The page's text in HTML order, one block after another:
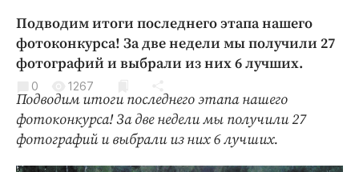
Авто и транспорт
Благоустройство
Криминал
Недвижимость и ЖКХ
Подводим итоги последнего этапа нашего
фотоконкурса! За две недели мы получили 27
фотографий и выбрали из них 6 лучших.
0 1267
Подводим итоги последнего этапа нашего
фотоконкурса! За две недели мы получили 27
фотографий и выбрали из них 6 лучших.